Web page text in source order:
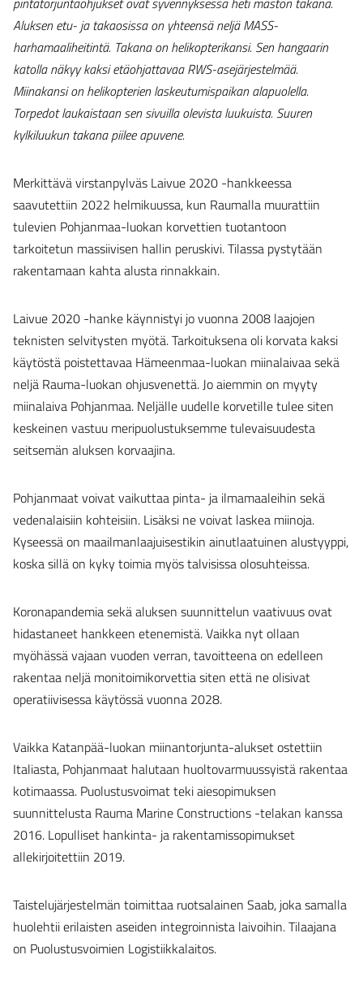
Aluksen etu- ja takaosissa on yhteensä neljä MASS-
harhamaaliheitintä. Takana on helikopterikansi. Sen hangaarin
katolla näkyy kaksi etäohjattavaa RWS-asejärjestelmää.
Miinakansi on helikopterien laskeutumispaikan alapuolella.
Torpedot laukaistaan sen sivuilla olevista luukuista. Suuren
kylkiluukun takana piilee apuvene.
Merkittävä virstanpylväs Laivue 2020 -hankkeessa
saavutettiin 2022 helmikuussa, kun Raumalla muurattiin
tulevien Pohjanmaa-luokan korvettien tuotantoon
tarkoitetun massiivisen hallin peruskivi. Tilassa pystytään
rakentamaan kahta alusta rinnakkain.
Laivue 2020 -hanke käynnistyi jo vuonna 2008 laajojen
teknisten selvitysten myötä. Tarkoituksena oli korvata kaksi
käytöstä poistettavaa Hämeenmaa-luokan miinalaivaa sekä
neljä Rauma-luokan ohjusvenettä. Jo aiemmin on myyty
miinalaiva Pohjanmaa. Neljälle uudelle korvetille tulee siten
keskeinen vastuu meripuolustuksemme tulevaisuudesta
seitsemän aluksen korvaajina.
Pohjanmaat voivat vaikuttaa pinta- ja ilmamaaleihin sekä
vedenalaisiin kohteisiin. Lisäksi ne voivat laskea miinoja.
Kyseessä on maailmanlaajuisestikin ainutlaatuinen alustyyppi,
koska sillä on kyky toimia myös talvisissa olosuhteissa.
Koronapandemia sekä aluksen suunnittelun vaativuus ovat
hidastaneet hankkeen etenemistä. Vaikka nyt ollaan
myöhässä vajaan vuoden verran, tavoitteena on edelleen
rakentaa neljä monitoimikorvettia siten että ne olisivat
operatiivisessa käytössä vuonna 2028.
Vaikka Katanpää-luokan miinantorjunta-alukset ostettiin
Italiasta, Pohjanmaat halutaan huoltovarmuussyistä rakentaa
kotimaassa. Puolustusvoimat teki aiesopimuksen
suunnittelusta Rauma Marine Constructions -telakan kanssa
2016. Lopulliset hankinta- ja rakentamissopimukset
allekirjoitettiin 2019.
Taistelujärjestelmän toimittaa ruotsalainen Saab, joka samalla
huolehtii erilaisten aseiden integroinnista laivoihin. Tilaajana
on Puolustusvoimien Logistiikkalaitos.